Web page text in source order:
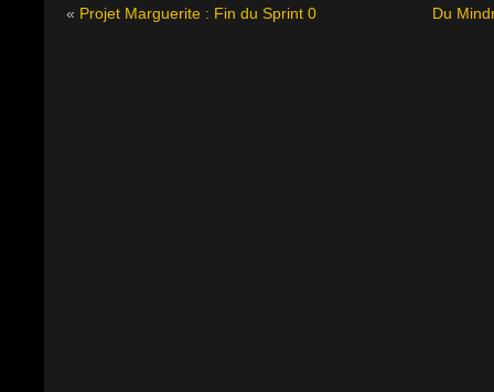
« Projet Marguerite : Fin du Sprint 0 Du